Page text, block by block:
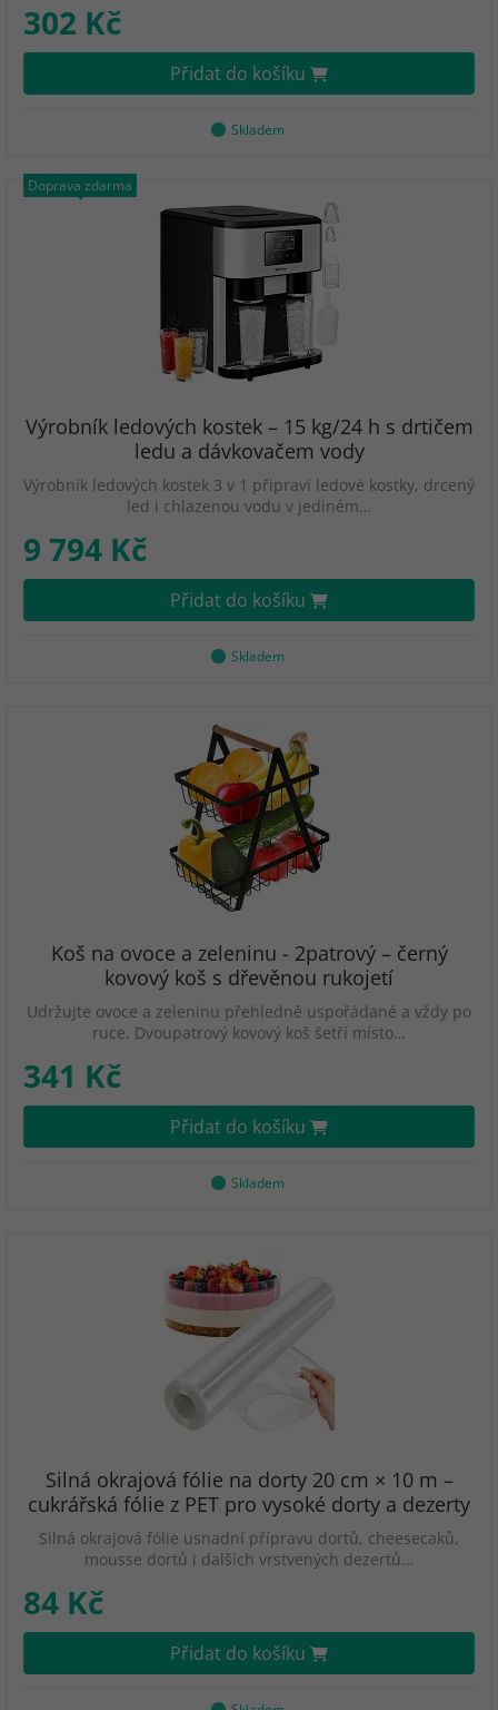
302 Kč
Přidat do košíku
Skladem
Doprava zdarma
Výrobník ledových kostek – 15 kg/24 h s drtičem
ledu a dávkovačem vody
Výrobník ledových kostek 3 v 1 připraví ledové kostky, drcený
led i chlazenou vodu v jediném…
9 794 Kč
Přidat do košíku
Skladem
Koš na ovoce a zeleninu - 2patrový – černý
kovový koš s dřevěnou rukojetí
Udržujte ovoce a zeleninu přehledně uspořádané a vždy po
ruce. Dvoupatrový kovový koš šetří místo…
341 Kč
Přidat do košíku
Skladem
Silná okrajová fólie na dorty 20 cm × 10 m –
cukrářská fólie z PET pro vysoké dorty a dezerty
Silná okrajová fólie usnadní přípravu dortů, cheesecaků,
mousse dortů i dalších vrstvených dezertů…
84 Kč
Přidat do košíku